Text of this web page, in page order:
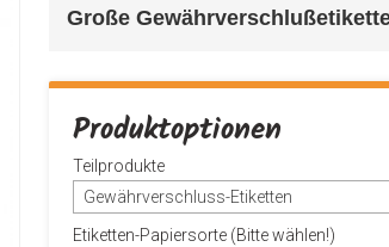
Große
Produktoptionen
Teilprodukte
Gewährverschluss-Etiketten
Etiketten-Papiersorte (Bitte wählen!)